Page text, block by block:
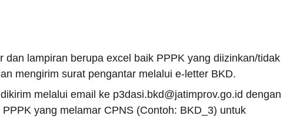
dan lampiran berupa excel baik PPPK yang diizinkan/tidak
mengirim surat pengantar melalui e-letter BKD.
melalui email ke p3dasi.bkd@jatimprov.go.id dengan
yang melamar CPNS (Contoh: BKD_3) untuk